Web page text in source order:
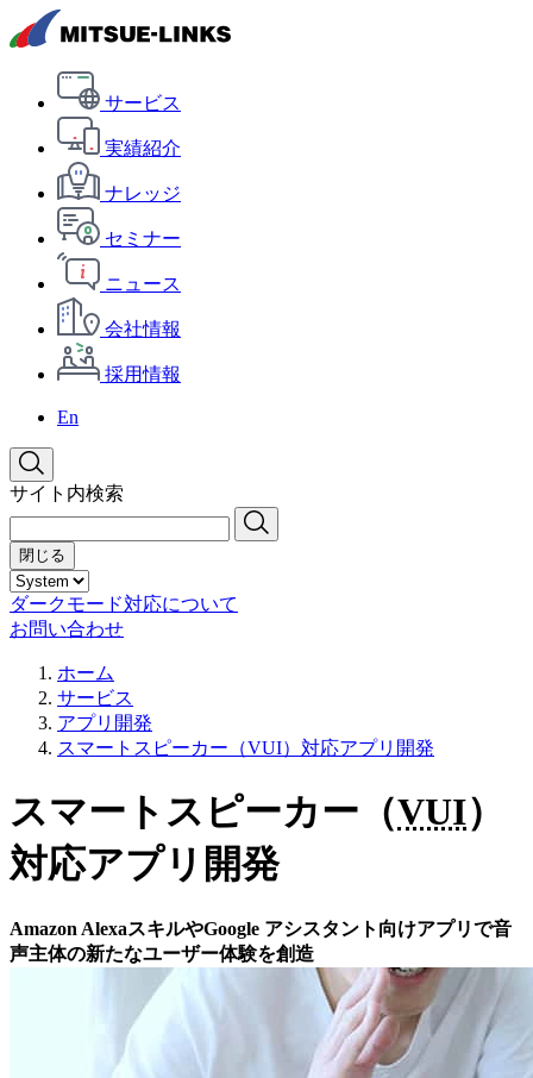
サービス
実績紹介
ナレッジ
セミナー
ニュース
会社情報
採用情報
En
サイト内検索
閉じる
ダークモード対応について
お問い合わせ
ホーム
サービス
アプリ開発
スマートスピーカー（VUI）対応アプリ開発
スマートスピーカー（VUI）
対応アプリ開発
Amazon AlexaスキルやGoogle アシスタント向けアプリで音
声主体の新たなユーザー体験を創造